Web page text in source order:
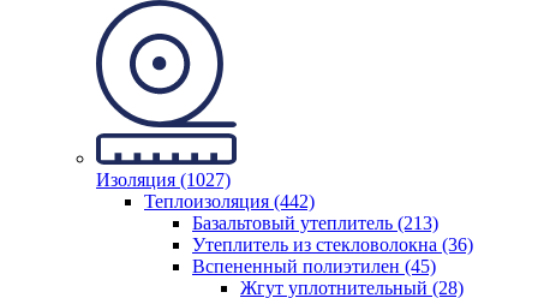
Изоляция (1027)
Теплоизоляция (442)
Базальтовый утеплитель (213)
Утеплитель из стекловолокна (36)
Вспененный полиэтилен (45)
Жгут уплотнительный (28)